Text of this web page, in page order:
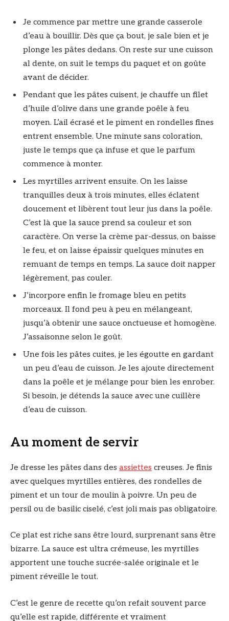
Je commence par mettre une grande casserole
d’eau à bouillir. Dès que ça bout, je sale bien et je
plonge les pâtes dedans. On reste sur une cuisson
al dente, on suit le temps du paquet et on goûte
avant de décider.
Pendant que les pâtes cuisent, je chauffe un filet
d’huile d’olive dans une grande poêle à feu
moyen. L’ail écrasé et le piment en rondelles fines
entrent ensemble. Une minute sans coloration,
juste le temps que ça infuse et que le parfum
commence à monter.
Les myrtilles arrivent ensuite. On les laisse
tranquilles deux à trois minutes, elles éclatent
doucement et libèrent tout leur jus dans la poêle.
C’est là que la sauce prend sa couleur et son
caractère. On verse la crème par-dessus, on baisse
le feu, et on laisse épaissir quelques minutes en
remuant de temps en temps. La sauce doit napper
légèrement, pas couler.
J’incorpore enfin le fromage bleu en petits
morceaux. Il fond peu à peu en mélangeant,
jusqu’à obtenir une sauce onctueuse et homogène.
J’assaisonne selon le goût.
Une fois les pâtes cuites, je les égoutte en gardant
un peu d’eau de cuisson. Je les ajoute directement
dans la poêle et je mélange pour bien les enrober.
Si besoin, je détends la sauce avec une cuillère
d’eau de cuisson.
Au moment de servir
Je dresse les pâtes dans des assiettes creuses. Je finis
avec quelques myrtilles entières, des rondelles de
piment et un tour de moulin à poivre. Un peu de
persil ou de basilic ciselé, c’est joli mais pas obligatoire.
Ce plat est riche sans être lourd, surprenant sans être
bizarre. La sauce est ultra crémeuse, les myrtilles
apportent une touche sucrée-salée originale et le
piment réveille le tout.
C’est le genre de recette qu’on refait souvent parce
qu’elle est rapide, différente et vraiment